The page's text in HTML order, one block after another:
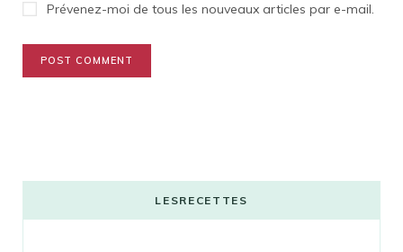
Prévenez-moi de tous les nouveaux articles par e-mail.
LESRECETTES